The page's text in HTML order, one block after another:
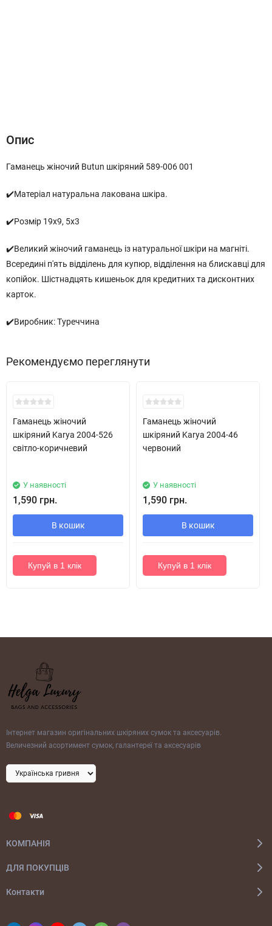
Опис
Гаманець жіночий Butun шкіряний 589-006 001
✔️Матеріал натуральна лакована шкіра.
✔️Розмір 19х9, 5х3
✔️Великий жіночий гаманець із натуральної шкіри на магніті.
Всередині п'ять відділень для купюр, відділення на блискавці для
копійок. Шістнадцять кишеньок для кредитних та дисконтних
карток.
✔️Виробник: Туреччина
Рекомендуємо переглянути
Хіт!
Гаманець жіночий
шкіряний Karya 2004-526
світло-коричневий
У наявності
1,590 грн.
В кошик
Купуй в 1 клік
Хіт!
Гаманець жіночий
шкіряний Karya 2004-46
червоний
У наявності
1,590 грн.
В кошик
Купуй в 1 клік
Інтернет магазин оригінальних шкіряних сумок та аксесуарів.
Величезний асортимент сумок, галантереї та аксесуарів
КОМПАНІЯ
ДЛЯ ПОКУПЦІВ
Контакти